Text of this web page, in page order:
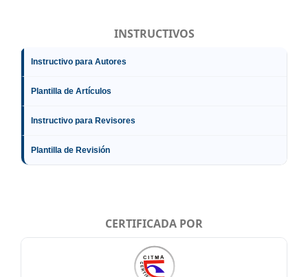
INSTRUCTIVOS
Instructivo para Autores
Plantilla de Artículos
Instructivo para Revisores
Plantilla de Revisión
CERTIFICADA POR